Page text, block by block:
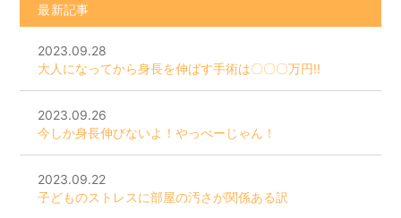
最新記事
2023.09.28
大人になってから身長を伸ばす手術は〇〇〇万円!!
2023.09.26
今しか身長伸びないよ！やっべーじゃん！
2023.09.22
子どものストレスに部屋の汚さが関係ある訳